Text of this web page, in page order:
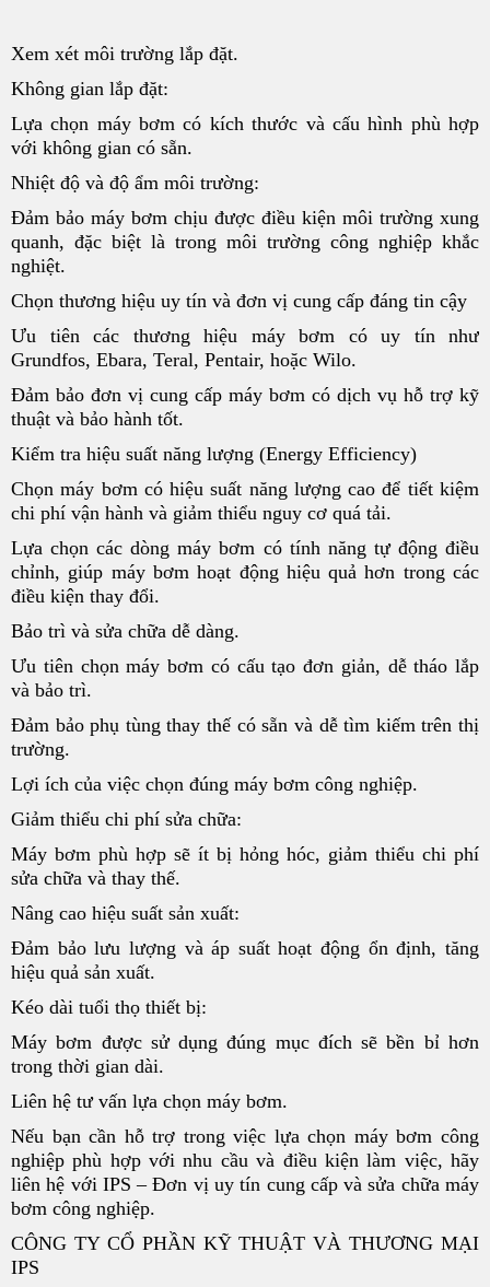
Xem xét môi trường lắp đặt.
Không gian lắp đặt:
Lựa chọn máy bơm có kích thước và cấu hình phù hợp
với không gian có sẵn.
Nhiệt độ và độ ẩm môi trường:
Đảm bảo máy bơm chịu được điều kiện môi trường xung
quanh, đặc biệt là trong môi trường công nghiệp khắc
nghiệt.
Chọn thương hiệu uy tín và đơn vị cung cấp đáng tin cậy
Ưu tiên các thương hiệu máy bơm có uy tín như
Grundfos, Ebara, Teral, Pentair, hoặc Wilo.
Đảm bảo đơn vị cung cấp máy bơm có dịch vụ hỗ trợ kỹ
thuật và bảo hành tốt.
Kiểm tra hiệu suất năng lượng (Energy Efficiency)
Chọn máy bơm có hiệu suất năng lượng cao để tiết kiệm
chi phí vận hành và giảm thiểu nguy cơ quá tải.
Lựa chọn các dòng máy bơm có tính năng tự động điều
chỉnh, giúp máy bơm hoạt động hiệu quả hơn trong các
điều kiện thay đổi.
Bảo trì và sửa chữa dễ dàng.
Ưu tiên chọn máy bơm có cấu tạo đơn giản, dễ tháo lắp
và bảo trì.
Đảm bảo phụ tùng thay thế có sẵn và dễ tìm kiếm trên thị
trường.
Lợi ích của việc chọn đúng máy bơm công nghiệp.
Giảm thiểu chi phí sửa chữa:
Máy bơm phù hợp sẽ ít bị hỏng hóc, giảm thiểu chi phí
sửa chữa và thay thế.
Nâng cao hiệu suất sản xuất:
Đảm bảo lưu lượng và áp suất hoạt động ổn định, tăng
hiệu quả sản xuất.
Kéo dài tuổi thọ thiết bị:
Máy bơm được sử dụng đúng mục đích sẽ bền bỉ hơn
trong thời gian dài.
Liên hệ tư vấn lựa chọn máy bơm.
Nếu bạn cần hỗ trợ trong việc lựa chọn máy bơm công
nghiệp phù hợp với nhu cầu và điều kiện làm việc, hãy
liên hệ với IPS – Đơn vị uy tín cung cấp và sửa chữa máy
bơm công nghiệp.
CÔNG TY CỔ PHẦN KỸ THUẬT VÀ THƯƠNG MẠI
IPS